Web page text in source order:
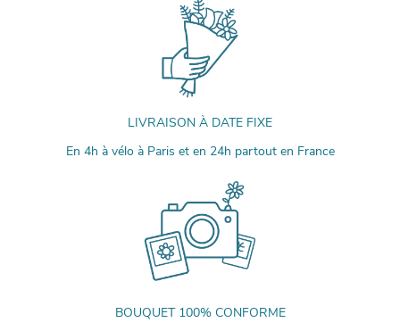
LIVRAISON À DATE FIXE
En 4h à vélo à Paris et en 24h partout en France
BOUQUET 100% CONFORME